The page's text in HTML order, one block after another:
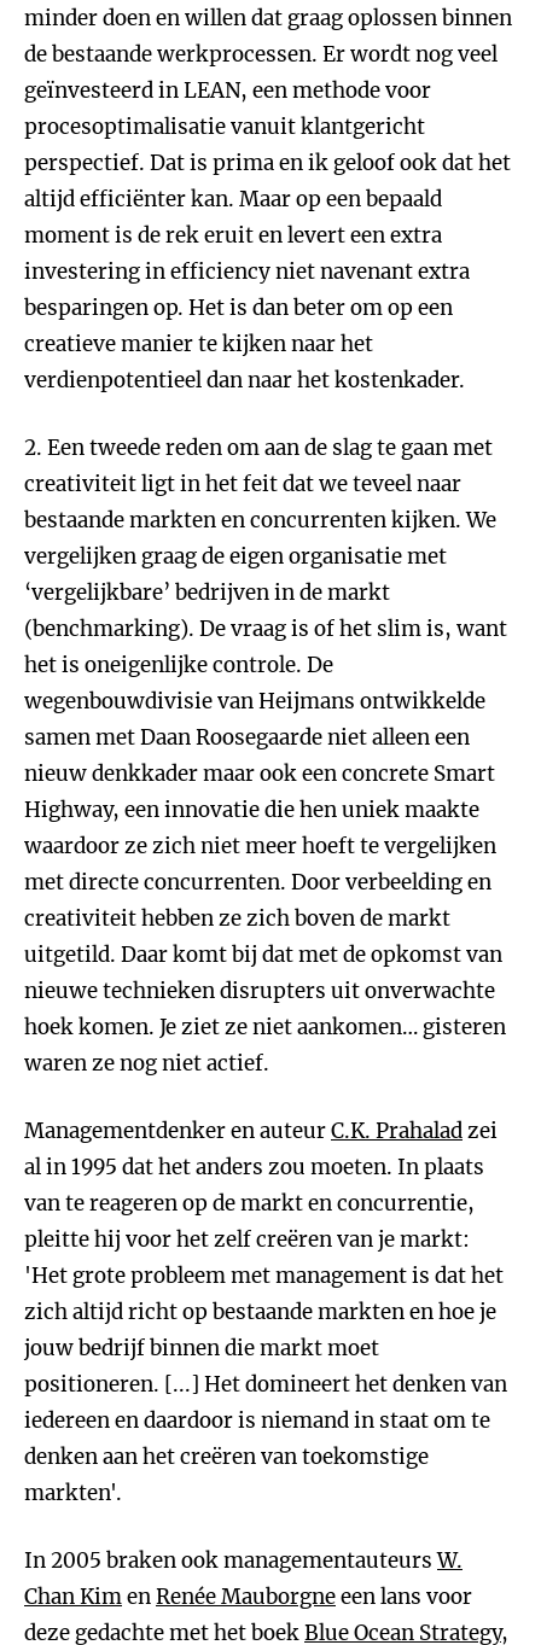
minder doen en willen dat graag oplossen binnen
de bestaande werkprocessen. Er wordt nog veel
geïnvesteerd in LEAN, een methode voor
procesoptimalisatie vanuit klantgericht
perspectief. Dat is prima en ik geloof ook dat het
altijd efficiënter kan. Maar op een bepaald
moment is de rek eruit en levert een extra
investering in efficiency niet navenant extra
besparingen op. Het is dan beter om op een
creatieve manier te kijken naar het
verdienpotentieel dan naar het kostenkader.
2. Een tweede reden om aan de slag te gaan met
creativiteit ligt in het feit dat we teveel naar
bestaande markten en concurrenten kijken. We
vergelijken graag de eigen organisatie met
‘vergelijkbare’ bedrijven in de markt
(benchmarking). De vraag is of het slim is, want
het is oneigenlijke controle. De
wegenbouwdivisie van Heijmans ontwikkelde
samen met Daan Roosegaarde niet alleen een
nieuw denkkader maar ook een concrete Smart
Highway, een innovatie die hen uniek maakte
waardoor ze zich niet meer hoeft te vergelijken
met directe concurrenten. Door verbeelding en
creativiteit hebben ze zich boven de markt
uitgetild. Daar komt bij dat met de opkomst van
nieuwe technieken disrupters uit onverwachte
hoek komen. Je ziet ze niet aankomen… gisteren
waren ze nog niet actief.
Managementdenker en auteurC.K. Prahaladzei
al in 1995 dat het anders zou moeten. In plaats
van te reageren op de markt en concurrentie,
pleitte hij voor het zelf creëren van je markt:
'Het grote probleem met management is dat het
zich altijd richt op bestaande markten en hoe je
jouw bedrijf binnen die markt moet
positioneren. [...] Het domineert het denken van
iedereen en daardoor is niemand in staat om te
denken aan het creëren van toekomstige
markten'.
In 2005 braken ook managementauteursW.
Chan KimenRenée Mauborgneeen lans voor
deze gedachte met het boekBlue Ocean Strategy,